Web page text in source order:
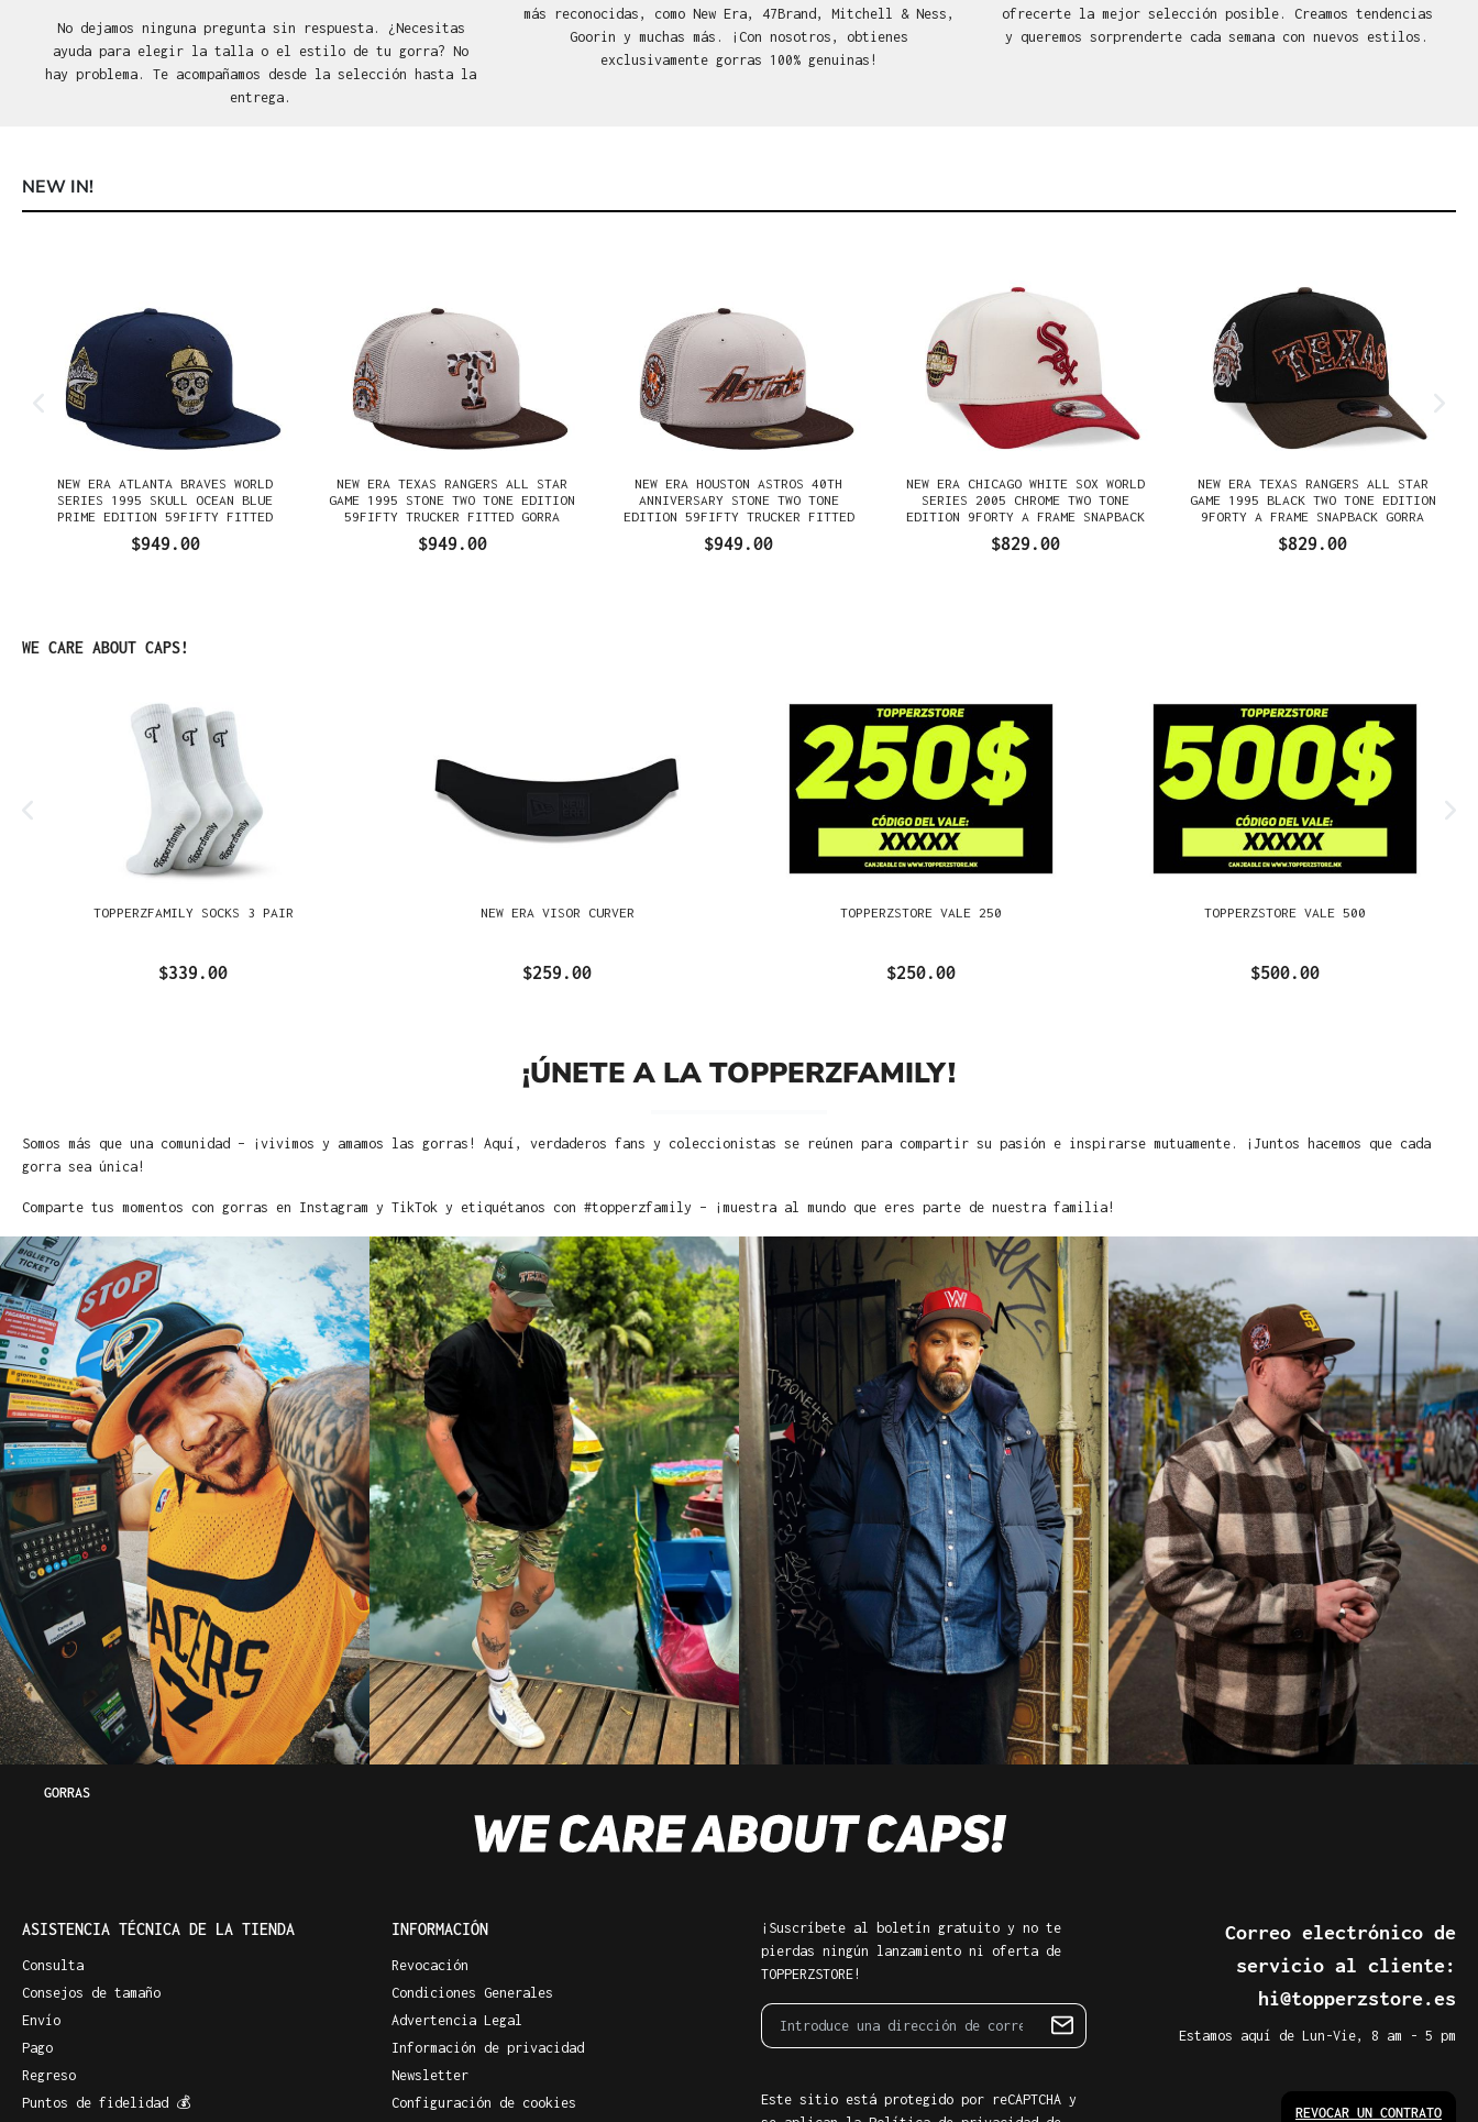
No dejamos ninguna pregunta sin respuesta. ¿Necesitas
ayuda para elegir la talla o el estilo de tu gorra? No
hay problema. Te acompañamos desde la selección hasta la
entrega.
más reconocidas, como New Era, 47Brand, Mitchell & Ness,
Goorin y muchas más. ¡Con nosotros, obtienes
exclusivamente gorras 100% genuinas!
ofrecerte la mejor selección posible. Creamos tendencias
y queremos sorprenderte cada semana con nuevos estilos.
NEW IN!
NEW ERA ATLANTA BRAVES WORLD
SERIES 1995 SKULL OCEAN BLUE
PRIME EDITION 59FIFTY FITTED
$949.00
NEW ERA TEXAS RANGERS ALL STAR
GAME 1995 STONE TWO TONE EDITION
59FIFTY TRUCKER FITTED GORRA
$949.00
NEW ERA HOUSTON ASTROS 40TH
ANNIVERSARY STONE TWO TONE
EDITION 59FIFTY TRUCKER FITTED
$949.00
NEW ERA CHICAGO WHITE SOX WORLD
SERIES 2005 CHROME TWO TONE
EDITION 9FORTY A FRAME SNAPBACK
$829.00
NEW ERA TEXAS RANGERS ALL STAR
GAME 1995 BLACK TWO TONE EDITION
9FORTY A FRAME SNAPBACK GORRA
$829.00
Omitir la galería de productos
WE CARE ABOUT CAPS!
TOPPERZFAMILY SOCKS 3 PAIR
$339.00
NEW ERA VISOR CURVER
$259.00
TOPPERZSTORE VALE 250
$250.00
TOPPERZSTORE VALE 500
$500.00
¡ÚNETE A LA TOPPERZFAMILY!
Somos más que una comunidad – ¡vivimos y amamos las gorras! Aquí, verdaderos fans y coleccionistas se reúnen para compartir su pasión e inspirarse mutuamente. ¡Juntos hacemos que cada
gorra sea única!
Comparte tus momentos con gorras en Instagram y TikTok y etiquétanos con #topperzfamily – ¡muestra al mundo que eres parte de nuestra familia!
GORRAS
ASISTENCIA TÉCNICA DE LA TIENDA
Consulta
Consejos de tamaño
Envío
Pago
Regreso
Puntos de fidelidad 💰
INFORMACIÓN
Revocación
Condiciones Generales
Advertencia Legal
Información de privacidad
Newsletter
Configuración de cookies
¡Suscríbete al boletín gratuito y no te
pierdas ningún lanzamiento ni oferta de
TOPPERZSTORE!
Este sitio está protegido por reCAPTCHA y
Correo electrónico de
servicio al cliente:
hi@topperzstore.es
Estamos aquí de Lun-Vie, 8 am - 5 pm
REVOCAR UN CONTRATO